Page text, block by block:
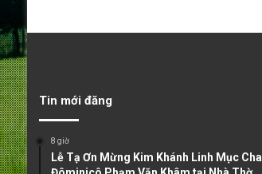
Tin mới đăng
8 giờ
Lễ Tạ Ơn Mừng Kim Khánh Linh Mục Cha